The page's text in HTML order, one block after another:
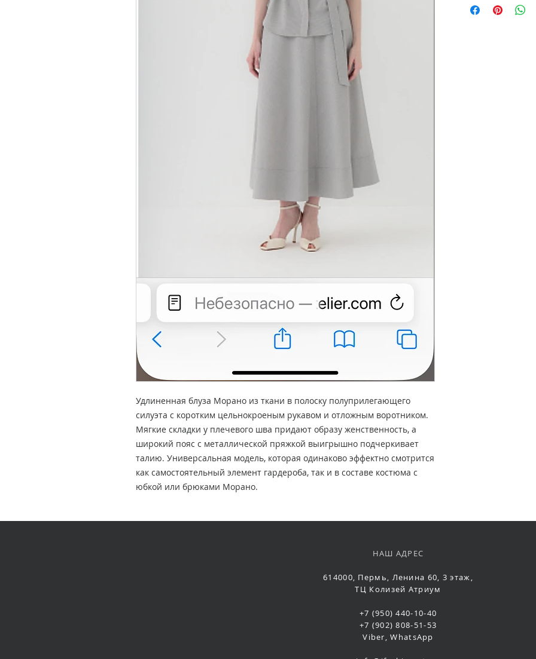
Удлиненная блуза Морано из ткани в полоску полуприлегающего
силуэта с коротким цельнокроеным рукавом и отложным воротником.
Мягкие складки у плечевого шва придают образу женственность, а
широкий пояс с металлической пряжкой выигрышно подчеркивает
талию. Универсальная модель, которая одинаково эффектно смотрится
как самостоятельный элемент гардероба, так и в составе костюма с
юбкой или брюками Морано.
НАШ АДРЕС
614000, Пермь, Ленина 60, 3 этаж,
ТЦ Колизей Атриум
+7 (950) 440-10-40
+7 (902) 808-51-53
Viber, WhatsApp